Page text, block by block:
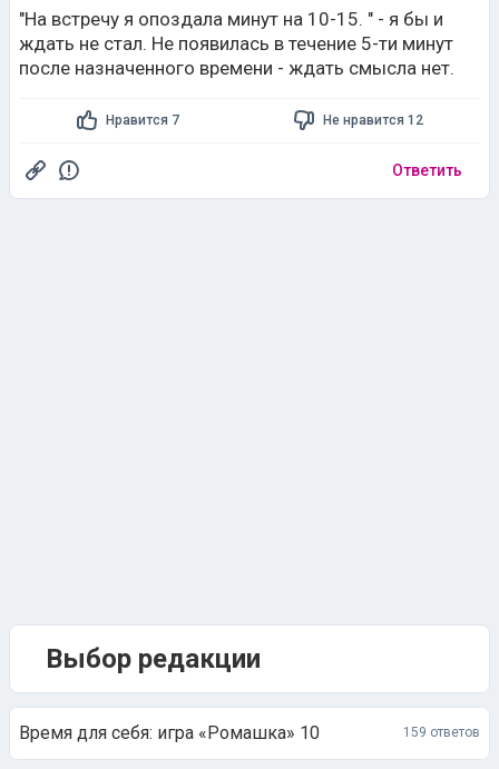
"На встречу я опоздала минут на 10-15. " - я бы и
ждать не стал. Не появилась в течение 5-ти минут
после назначенного времени - ждать смысла нет.
Нравится 7 Не нравится 12
Ответить
Выбор редакции
Время для себя: игра «Ромашка» 10 159 ответов